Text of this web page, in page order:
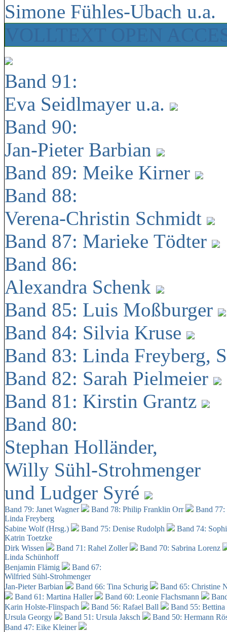
Simone Fühles-Ubach u.a.
Band 91:
Eva Seidlmayer u.a.
Band 90:
Jan-Pieter Barbian
Band 89: Meike Kirner
Band 88:
Verena-Christin Schmidt
Band 87: Marieke Tödter
Band 86:
Alexandra Schenk
Band 85: Luis Moßburger
Band 84: Silvia Kruse
Band 83: Linda Freyberg,
Band 82: Sarah Pielmeier
Band 81: Kirstin Grantz
Band 80:
Stephan Holländer,
Willy Sühl-Strohmenger
und Ludger Syré
Band 79: Janet Wagner Band 78: Philip Franklin Orr
Band
Linda Freyberg
Sabine Wolf (Hrsg.)
Band 75: Denise Rudolph
Band 74:
Katrin Toetzke
Dirk Wissen
Band 71: Rahel Zoller
Band 70: Sabrina Lorenz
Linda Schünhoff
Benjamin Flämig
Band 67:
Wilfried Sühl-Strohmenger
Jan-Pieter Barbian
Band 66: Tina Schurig
Band 65: Christine
Band 61: Martina Haller
Band 60: Leonie Flachsmann
Karin Holste-Flinspach
Band 56: Rafael Ball
Band 55:
Ursula Georgy
Band 51: Ursula Jaksch Band 50: Hermann
Band 47: Eike Kleiner